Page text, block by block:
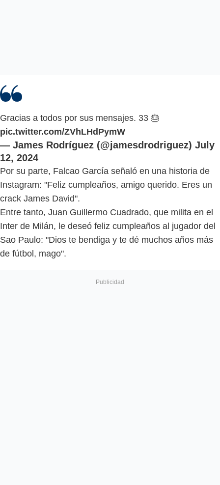
Gracias a todos por sus mensajes. 33 🎂
pic.twitter.com/ZVhLHdPymW
— James Rodríguez (@jamesdrodriguez) July
12, 2024
Por su parte, Falcao García señaló en una historia de
Instagram: "Feliz cumpleaños, amigo querido. Eres un
crack James David".
Entre tanto, Juan Guillermo Cuadrado, que milita en el
Inter de Milán, le deseó feliz cumpleaños al jugador del
Sao Paulo: "Dios te bendiga y te dé muchos años más
de fútbol, mago".